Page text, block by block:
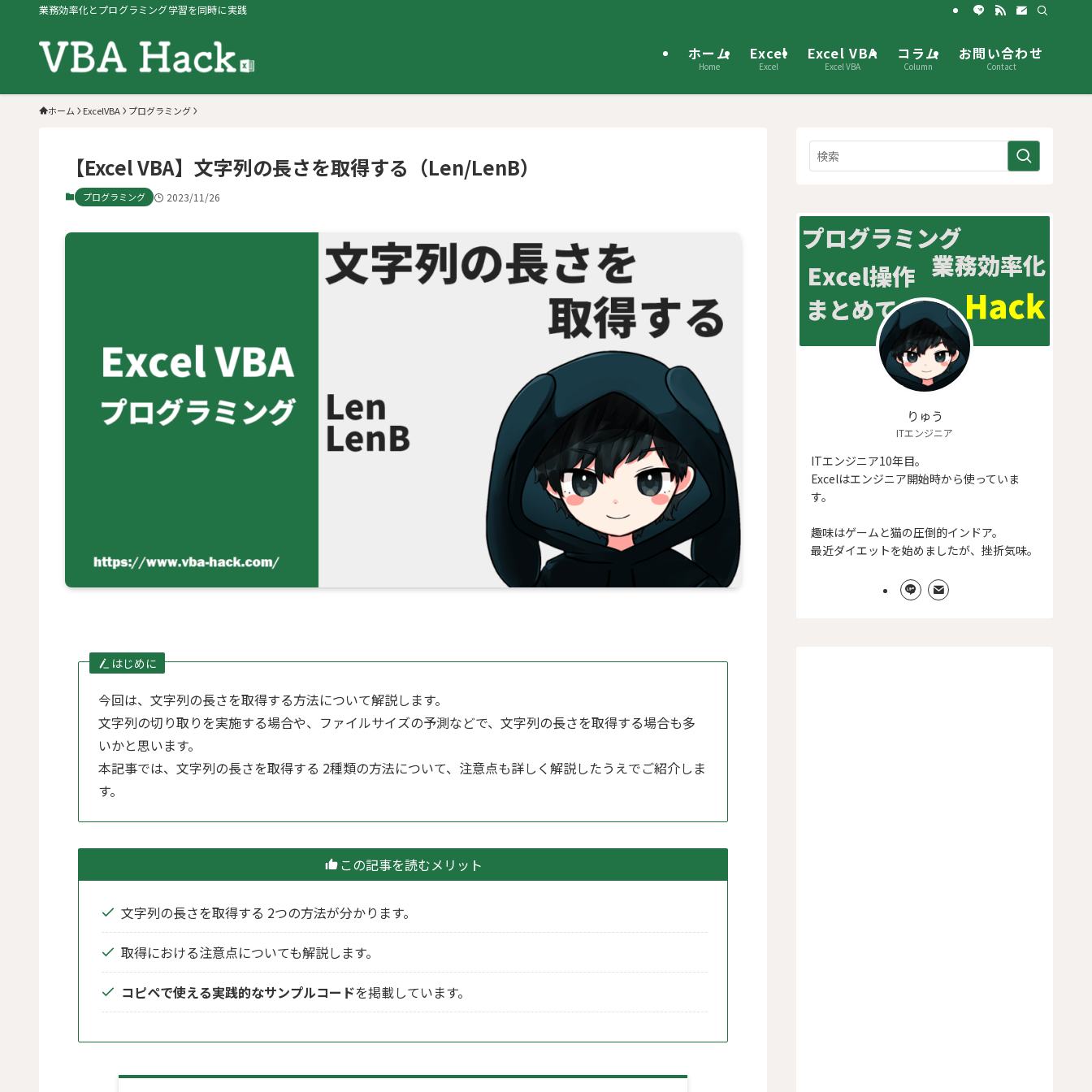
業務効率化とプログラミング学習を同時に実践
ホーム
Home
Excel
Excel
Excel VBA
Excel VBA
コラム
Column
お問い合わせ
Contact
ホーム ExcelVBA プログラミング
【Excel VBA】文字列の長さを取得する（Len/LenB）
プログラミング 2023/11/26
はじめに
今回は、文字列の長さを取得する方法について解説します。
文字列の切り取りを実施する場合や、ファイルサイズの予測などで、文字列の長さを取得する場合も多
いかと思います。
本記事では、文字列の長さを取得する 2種類の方法について、注意点も詳しく解説したうえでご紹介しま
す。
この記事を読むメリット
文字列の長さを取得する 2つの方法が分かります。
取得における注意点についても解説します。
コピペで使える実践的なサンプルコードを掲載しています。
りゅう
ITエンジニア
ITエンジニア10年目。
Excelはエンジニア開始時から使っていま
す。
趣味はゲームと猫の圧倒的インドア。
最近ダイエットを始めましたが、挫折気味。